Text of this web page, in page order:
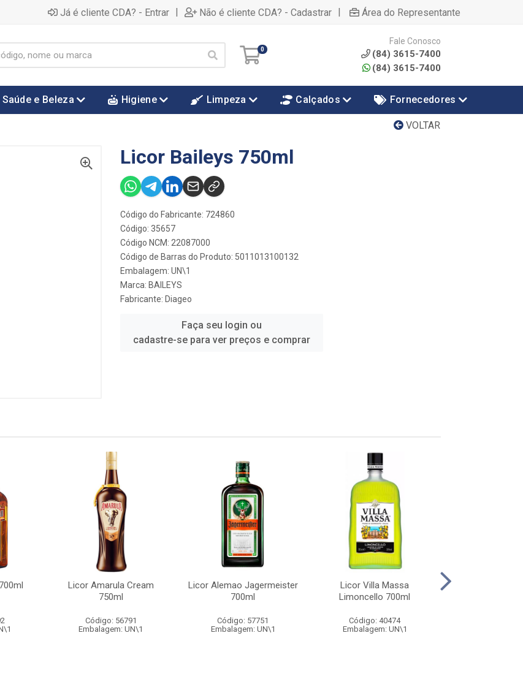
Já é cliente CDA? - Entrar | Não é cliente CDA? - Cadastrar | Área do Representante
0
Fale Conosco
(84) 3615-7400
(84) 3615-7400
Saúde e Beleza Higiene Limpeza Calçados Fornecedores
VOLTAR
Licor Baileys 750ml
Código do Fabricante: 724860
Código: 35657
Código NCM: 22087000
Código de Barras do Produto: 5011013100132
Embalagem: UN\1
Marca: BAILEYS
Fabricante: Diageo
Faça seu login ou
cadastre-se para ver preços e comprar
Licor Amarula Cream
750ml
Código: 56791
Embalagem: UN\1
Licor Alemao Jagermeister
700ml
Código: 57751
Embalagem: UN\1
Licor Villa Massa
Limoncello 700ml
Código: 40474
Embalagem: UN\1